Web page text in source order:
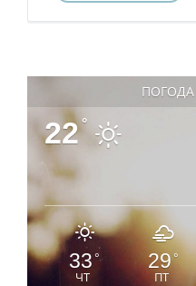
ПОГОДА
22°
33 °
ЧТ
29°
ПТ